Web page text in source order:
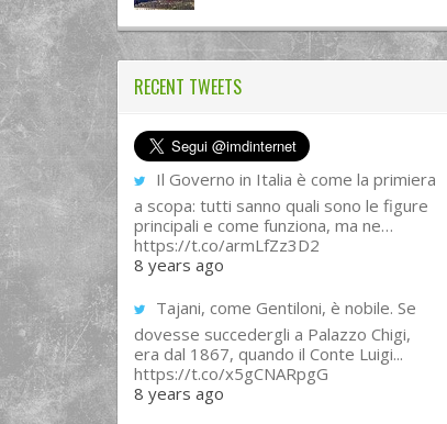
RECENT TWEETS
Il Governo in Italia è come la primiera
a scopa: tutti sanno quali sono le figure
principali e come funziona, ma ne…
https://t.co/armLfZz3D2
8 years ago
Tajani, come Gentiloni, è nobile. Se
dovesse succedergli a Palazzo Chigi,
era dal 1867, quando il Conte Luigi...
https://t.co/x5gCNARpgG
8 years ago